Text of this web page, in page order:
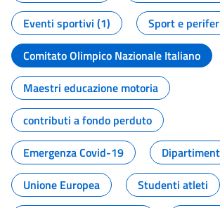
Eventi sportivi (1)
Sport e
Comitato Olimpico Nazionale Italiano
Maestri educazione motoria
contributi a fondo perduto
Emergenza Covid-19
Unione Europea
Studenti atleti